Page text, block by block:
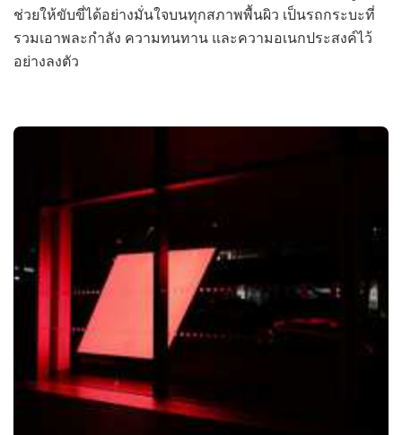
ช่วยให้ขับขี่ได้อย่างมั่นใจบนทุกสภาพพื้นผิว เป็นรถกระบะที่
รวมเอาพละกำลัง ความทนทาน และความอเนกประสงค์ไว้
อย่างลงตัว